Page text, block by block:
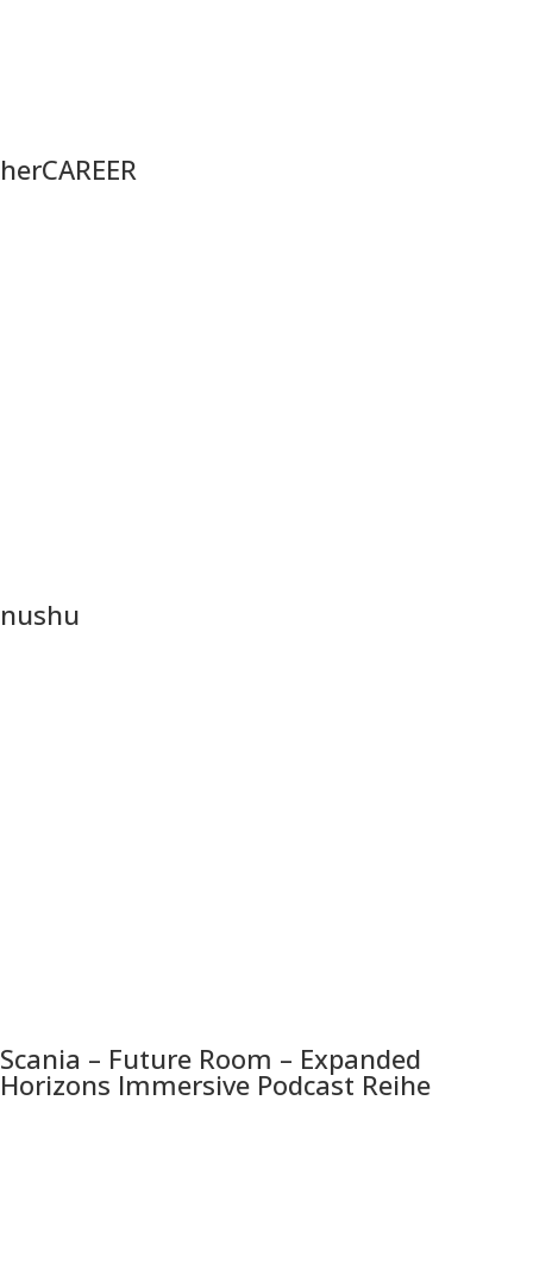
herCAREER
nushu
Scania – Future Room – Expanded
Horizons Immersive Podcast Reihe